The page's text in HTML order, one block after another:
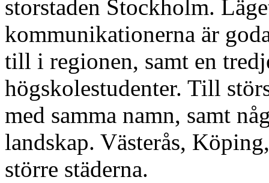
storstaden Stockholm.
kommunikationerna är
till i regionen, samt en
högskolestudenter. Till
med samma namn, samt
landskap. Västerås,
större städerna.